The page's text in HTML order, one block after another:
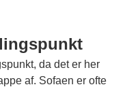
da det er her
af. Sofaen er ofte